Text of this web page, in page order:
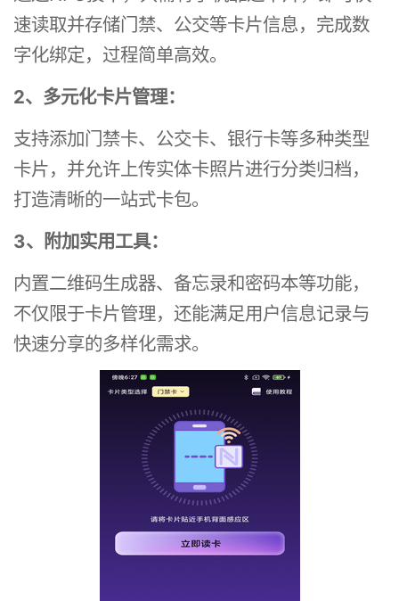
速读取并存储门禁、公交等卡片信息，完成数
字化绑定，过程简单高效。
2、多元化卡片管理：
支持添加门禁卡、公交卡、银行卡等多种类型
卡片，并允许上传实体卡照片进行分类归档，
打造清晰的一站式卡包。
3、附加实用工具：
内置二维码生成器、备忘录和密码本等功能，
不仅限于卡片管理，还能满足用户信息记录与
快速分享的多样化需求。